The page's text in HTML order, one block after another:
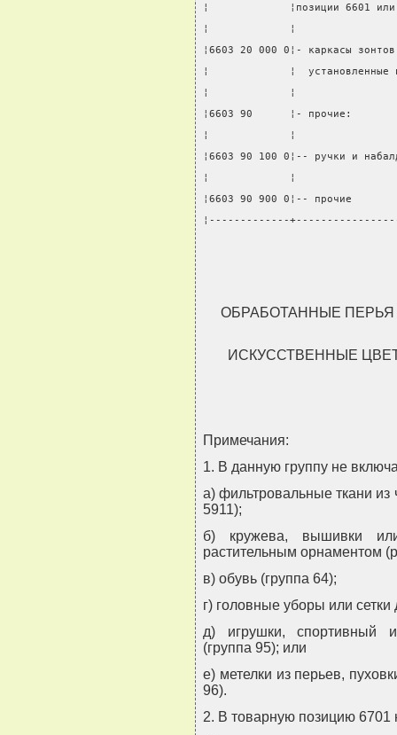
¦             ¦позиции
¦             ¦
¦6603 20 000 0¦- каркасы
¦             ¦
¦             ¦
¦6603 90      ¦-
¦             ¦
¦6603 90 100 0¦-- ручки и
¦             ¦
¦6603 90 900 0¦--
¦-------------
ОБРАБОТАННЫЕ
ИСКУССТВЕННЫЕ
Примечания:
1. В данную группу не
а) фильтровальные ткани из
5911);
б) кружева, вышивки
растительным орнаментом
в) обувь (группа 64);
г) головные уборы или сетки
д) игрушки, спортивный
(группа 95); или
е) метелки из перьев,
96).
2. В товарную позицию 6701